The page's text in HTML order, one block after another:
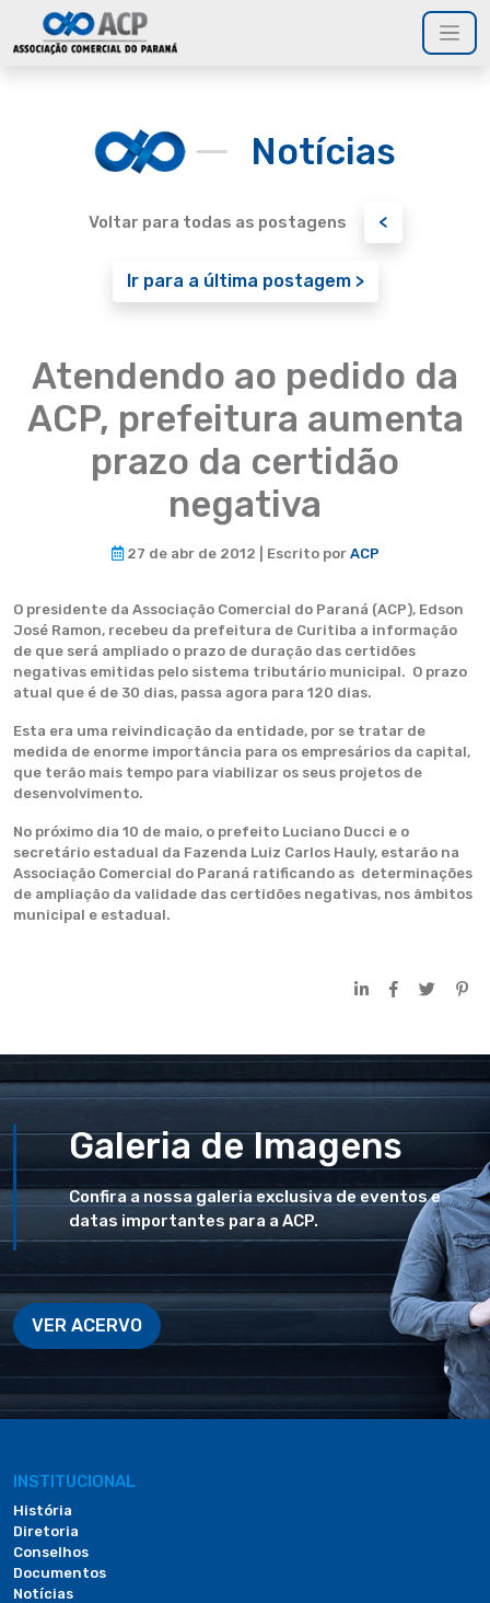
Notícias
Voltar para todas as postagens <
Ir para a última postagem >
Atendendo ao pedido da
ACP, prefeitura aumenta
prazo da certidão
negativa
27 de abr de 2012 | Escrito por ACP
O presidente da Associação Comercial do Paraná (ACP), Edson
José Ramon, recebeu da prefeitura de Curitiba a informação
de que será ampliado o prazo de duração das certidões
negativas emitidas pelo sistema tributário municipal. O prazo
atual que é de 30 dias, passa agora para 120 dias.
Esta era uma reivindicação da entidade, por se tratar de
medida de enorme importância para os empresários da capital,
que terão mais tempo para viabilizar os seus projetos de
desenvolvimento.
No próximo dia 10 de maio, o prefeito Luciano Ducci e o
secretário estadual da Fazenda Luiz Carlos Hauly, estarão na
Associação Comercial do Paraná ratificando as determinações
de ampliação da validade das certidões negativas, nos âmbitos
municipal e estadual.
Galeria de Imagens
Confira a nossa galeria exclusiva de eventos e
datas importantes para a ACP.
VER ACERVO
INSTITUCIONAL
História
Diretoria
Conselhos
Documentos
Notícias